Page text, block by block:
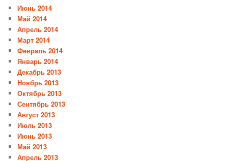
Июнь 2014
Май 2014
Апрель 2014
Март 2014
Февраль 2014
Январь 2014
Декабрь 2013
Ноябрь 2013
Октябрь 2013
Сентябрь 2013
Август 2013
Июль 2013
Июнь 2013
Май 2013
Апрель 2013